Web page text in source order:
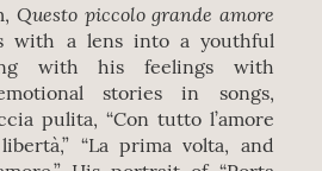
Questo piccolo grande amore
with a lens into a youthful
with his feelings with
stories in songs,
pulita, “Con tutto l’amore
“La prima volta, and